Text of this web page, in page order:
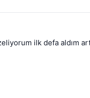
ilk defa aldım